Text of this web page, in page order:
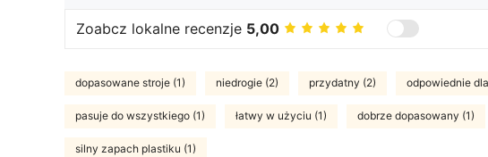
Zoabcz lokalne recenzje 5,00
dopasowane stroje (1) niedrogie (2) przydatny (2) odpowiednie
pasuje do wszystkiego (1) łatwy w użyciu (1) dobrze dopasowany (1)
silny zapach plastiku (1)